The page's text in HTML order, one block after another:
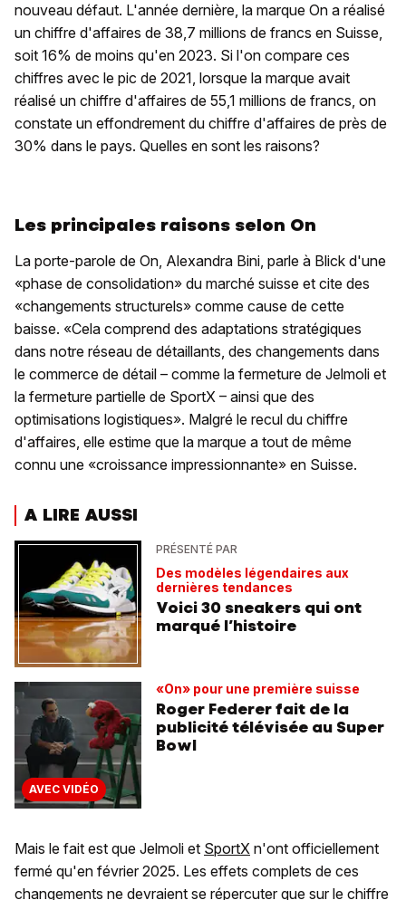
nouveau défaut. L'année dernière, la marque On a réalisé
un chiffre d'affaires de 38,7 millions de francs en Suisse,
soit 16% de moins qu'en 2023. Si l'on compare ces
chiffres avec le pic de 2021, lorsque la marque avait
réalisé un chiffre d'affaires de 55,1 millions de francs, on
constate un effondrement du chiffre d'affaires de près de
30% dans le pays. Quelles en sont les raisons?
Les principales raisons selon On
La porte-parole de On, Alexandra Bini, parle à Blick d'une
«phase de consolidation» du marché suisse et cite des
«changements structurels» comme cause de cette
baisse. «Cela comprend des adaptations stratégiques
dans notre réseau de détaillants, des changements dans
le commerce de détail – comme la fermeture de Jelmoli et
la fermeture partielle de SportX – ainsi que des
optimisations logistiques». Malgré le recul du chiffre
d'affaires, elle estime que la marque a tout de même
connu une «croissance impressionnante» en Suisse.
A LIRE AUSSI
PRÉSENTÉ PAR
Des modèles légendaires aux
dernières tendances
Voici 30 sneakers qui ont
marqué l’histoire
AVEC VIDÉO
«On» pour une première suisse
Roger Federer fait de la
publicité télévisée au Super
Bowl
Mais le fait est que Jelmoli et SportX n'ont officiellement
fermé qu'en février 2025. Les effets complets de ces
changements ne devraient se répercuter que sur le chiffre